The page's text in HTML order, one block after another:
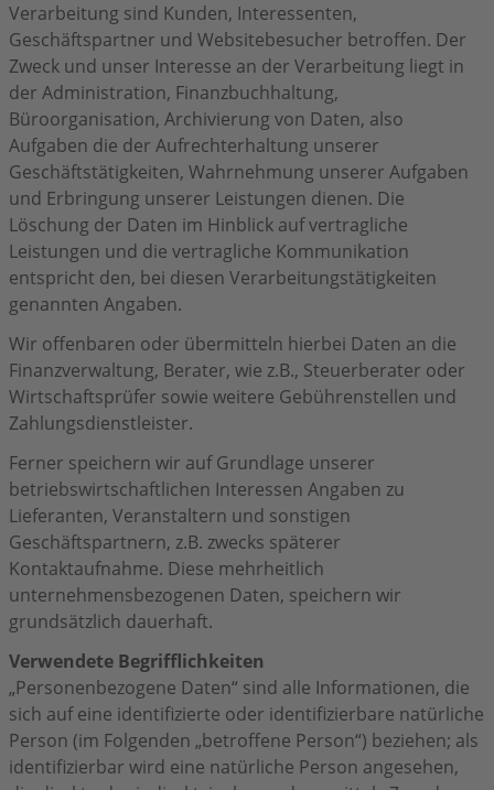
Verarbeitung sind Kunden, Interessenten,
Geschäftspartner und Websitebesucher betroffen. Der
Zweck und unser Interesse an der Verarbeitung liegt in
der Administration, Finanzbuchhaltung,
Büroorganisation, Archivierung von Daten, also
Aufgaben die der Aufrechterhaltung unserer
Geschäftstätigkeiten, Wahrnehmung unserer Aufgaben
und Erbringung unserer Leistungen dienen. Die
Löschung der Daten im Hinblick auf vertragliche
Leistungen und die vertragliche Kommunikation
entspricht den, bei diesen Verarbeitungstätigkeiten
genannten Angaben.
Wir offenbaren oder übermitteln hierbei Daten an die
Finanzverwaltung, Berater, wie z.B., Steuerberater oder
Wirtschaftsprüfer sowie weitere Gebührenstellen und
Zahlungsdienstleister.
Ferner speichern wir auf Grundlage unserer
betriebswirtschaftlichen Interessen Angaben zu
Lieferanten, Veranstaltern und sonstigen
Geschäftspartnern, z.B. zwecks späterer
Kontaktaufnahme. Diese mehrheitlich
unternehmensbezogenen Daten, speichern wir
grundsätzlich dauerhaft.
Verwendete Begrifflichkeiten
„Personenbezogene Daten“ sind alle Informationen, die
sich auf eine identifizierte oder identifizierbare natürliche
Person (im Folgenden „betroffene Person“) beziehen; als
identifizierbar wird eine natürliche Person angesehen,